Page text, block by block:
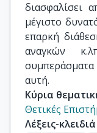
διασφαλίσει
μέγιστο
επαρκή
αναγκών
αυτή.
Κύρια
Θετικές
Λέξεις-κλειδιά